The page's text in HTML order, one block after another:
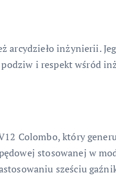
arcydzieło inżynierii.
i respekt wśród
Colombo, który
stosowanej w
sześciu